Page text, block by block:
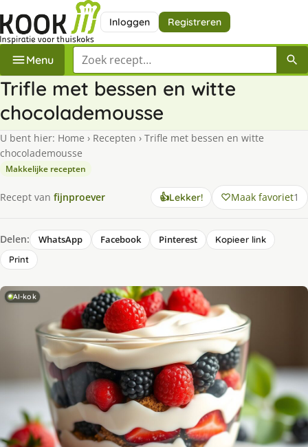
Inloggen Registreren
Menu Zoek een recept
Trifle met bessen en witte
chocolademousse
U bent hier: Home › Recepten › Trifle met bessen en witte
chocolademousse
Makkelijke recepten
Recept van fijnproever 👍Lekker! Maak favoriet1
Delen: WhatsApp Facebook Pinterest
Kopieer link
Print
AI-kok